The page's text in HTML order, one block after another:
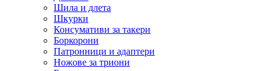
Шила и длета
Шкурки
Консумативи за такери
Боркорони
Патронници и адаптери
Ножове за триони